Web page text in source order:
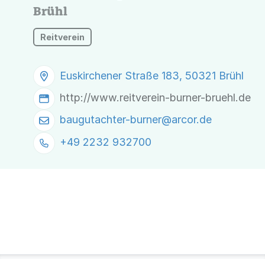
Brühl
Reitverein
Euskirchener Straße 183, 50321 Brühl
http://www.reitverein-burner-bruehl.de
baugutachter-burner@arcor.de
+49 2232 932700